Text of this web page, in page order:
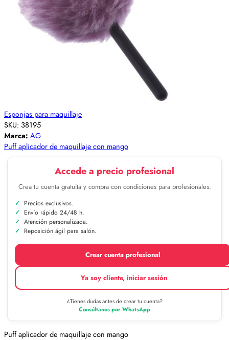
Esponjas para maquillaje
SKU: 38195
Marca: AG
Puff aplicador de maquillaje con mango
Accede a precio profesional
Crea tu cuenta gratuita y compra con condiciones para profesionales.
Precios exclusivos.
Envío rápido 24/48 h.
Atención personalizada.
Reposición ágil para salón.
Crear cuenta profesional
Ya soy cliente, iniciar sesión
¿Tienes dudas antes de crear tu cuenta?
Consúltanos por WhatsApp
Puff aplicador de maquillaje con mango